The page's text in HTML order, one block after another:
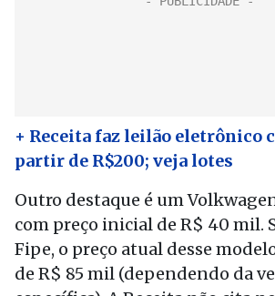
+ Receita faz leilão eletrônico
partir de R$200; veja lotes
Outro destaque é um
com preço inicial de R$ 40 mil.
Fipe, o preço atual desse
de R$ 85 mil (dependendo da